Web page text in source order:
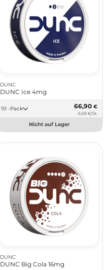
DUNC
DUNC Ice 4mg
10 -Pack 66,90 €
6,69 €/St.
Nicht auf Lager
DUNC
DUNC Big Cola 16mg